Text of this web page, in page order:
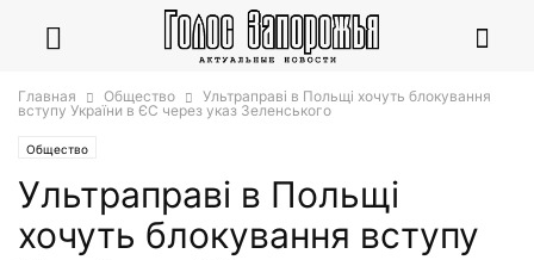
Главная Общество
Ультраправі в Польщі хочуть блокування
вступу України в ЄС через указ Зеленського
Общество
Ультраправі в Польщі
хочуть блокування вступу